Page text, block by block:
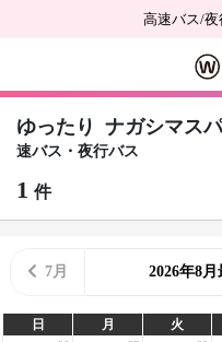
高速バス/
ゆったり ナガシマス
速バス・夜行バス
1 件
7月 2026年8
日 月 火